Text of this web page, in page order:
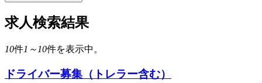
求人検索結果
10件1～10件を表示中。
ドライバー募集（トレラー含む）